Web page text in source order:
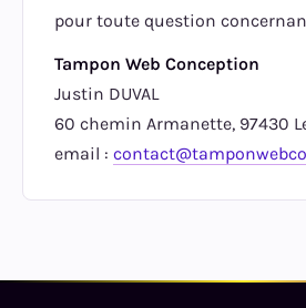
pour toute question
Tampon Web Conception
Justin DUVAL
60 chemin Armanette, 97430
email :